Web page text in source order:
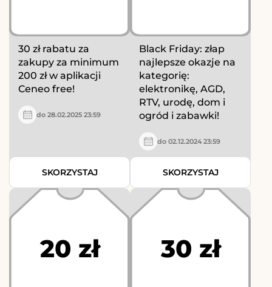
30 zł rabatu za
zakupy za minimum
200 zł w aplikacji
Ceneo free!
do 28.02.2025 23:59
SKORZYSTAJ
Black Friday: złap
najlepsze okazje na
kategorię:
elektronikę, AGD,
RTV, urodę, dom i
ogród i zabawki!
do 02.12.2024 23:59
SKORZYSTAJ
20 zł 30 zł